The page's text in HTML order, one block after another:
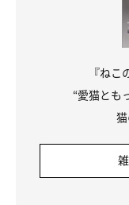
猫は前足を器用に
「今回のささみくん
いましたね。猫は狩
『ね
“愛猫とも